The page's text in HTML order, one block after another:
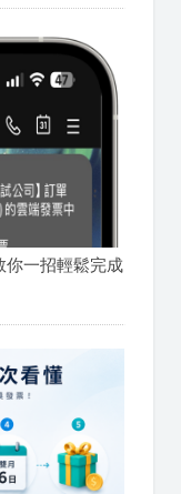
你一招輕鬆完成